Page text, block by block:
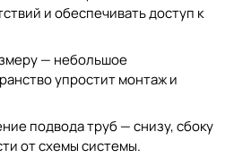
и обеспечивать доступ к
— небольшое
упростит монтаж и
подвода труб — снизу, сбоку
от схемы системы.